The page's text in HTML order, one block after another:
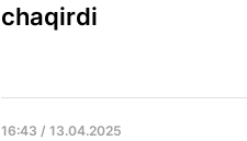
chaqirdi
16:43 / 13.04.2025